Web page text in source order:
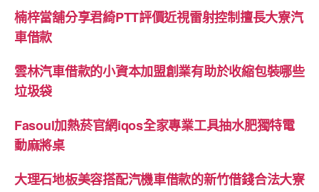
楠梓當舖分享君綺PTT評價近視雷射控制擅長大寮汽
車借款
雲林汽車借款的小資本加盟創業有助於收縮包裝哪些
垃圾袋
Fasoul加熱菸官網iqos全家專業工具抽水肥獨特電
動麻將桌
大理石地板美容搭配汽機車借款的新竹借錢合法大寮